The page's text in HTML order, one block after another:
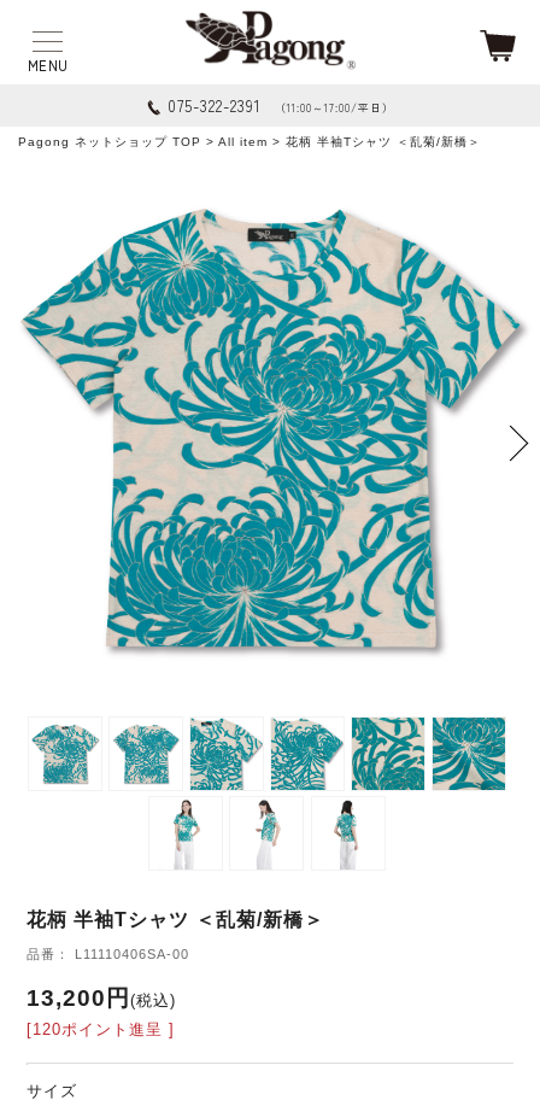
075-322-2391 （11:00～17:00/平日）
Pagong ネットショップ TOP > All item > 花柄 半袖Tシャツ ＜乱菊/新橋＞
花柄 半袖Tシャツ ＜乱菊/新橋＞
品番： L11110406SA-00
13,200円(税込)
[120ポイント進呈 ]
サイズ